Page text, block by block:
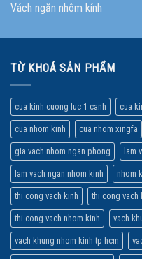
Vách ngăn nhôm kính
TỪ KHOÁ SẢN PHẨM
cua kinh cuong luc 1 canh cua
cua nhom kinh cua nhom xingfa
gia vach nhom ngan phong lam
lam vach ngan nhom kinh nhom
thi cong vach kinh thi cong vach
thi cong vach nhom kinh vach
vach khung nhom kinh tp hcm